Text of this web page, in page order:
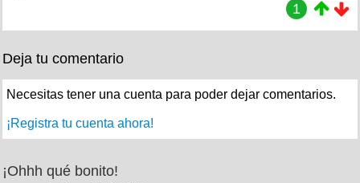
1
Deja tu comentario
Necesitas tener una cuenta para poder dejar comentarios.
¡Registra tu cuenta ahora!
¡Ohhh qué bonito!